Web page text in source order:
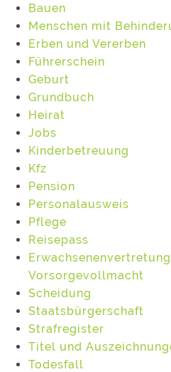
Bauen
Menschen mit
Erben und Vererben
Führerschein
Geburt
Grundbuch
Heirat
Jobs
Kinderbetreuung
Kfz
Pension
Personalausweis
Pflege
Reisepass
Vorsorgevollmacht
Scheidung
Staatsbürgerschaft
Strafregister
Titel und
Todesfall